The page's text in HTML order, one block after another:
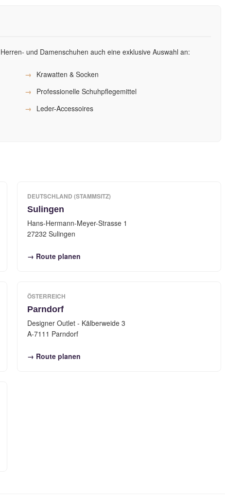
und Damenschuhen auch eine exklusive Auswahl an:
Krawatten & Socken
Professionelle Schuhpflegemittel
Leder-Accessoires
DEUTSCHLAND (STAMMSITZ)
Sulingen
Hans-Hermann-Meyer-Strasse 1
27232 Sulingen
→ Route planen
ÖSTERREICH
Parndorf
Designer Outlet - Kälberweide 3
A-7111 Parndorf
→ Route planen